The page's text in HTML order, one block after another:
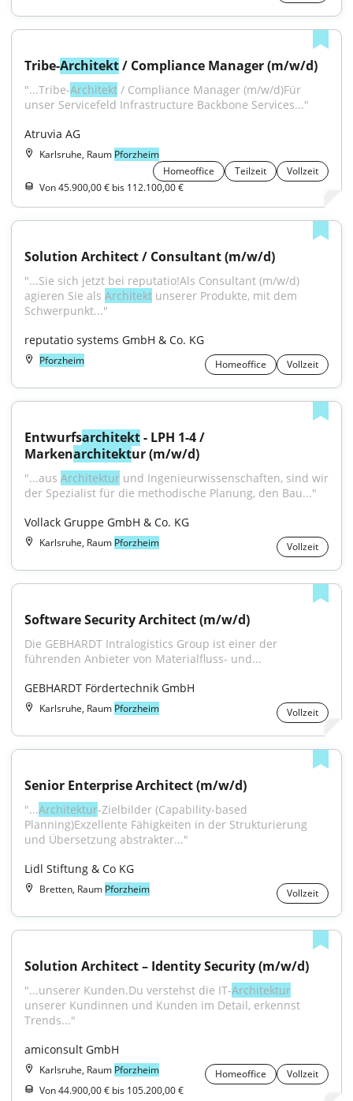
Tribe-Architekt / Compliance Manager (m/w/d)
"...Tribe-Architekt / Compliance Manager (m/w/d)Für
unser Servicefeld Infrastructure Backbone Services..."
Atruvia AG
Karlsruhe, Raum Pforzheim
Homeoffice
Teilzeit
Vollzeit
Von 45.900,00 € bis 112.100,00 €
Solution Architect / Consultant (m/w/d)
"...Sie sich jetzt bei reputatio!Als Consultant (m/w/d)
agieren Sie als Architekt unserer Produkte, mit dem
Schwerpunkt..."
reputatio systems GmbH & Co. KG
Pforzheim Homeoffice Vollzeit
Entwurfsarchitekt - LPH 1-4 /
Markenarchitektur (m/w/d)
"...aus Architektur und Ingenieurwissenschaften, sind wir
der Spezialist für die methodische Planung, den Bau..."
Vollack Gruppe GmbH & Co. KG
Karlsruhe, Raum Pforzheim Vollzeit
Software Security Architect (m/w/d)
Die GEBHARDT Intralogistics Group ist einer der
führenden Anbieter von Materialfluss- und...
GEBHARDT Fördertechnik GmbH
Karlsruhe, Raum Pforzheim Vollzeit
Senior Enterprise Architect (m/w/d)
"...Architektur-Zielbilder (Capability-based
Planning)Exzellente Fähigkeiten in der Strukturierung
und Übersetzung abstrakter..."
Lidl Stiftung & Co KG
Bretten, Raum Pforzheim Vollzeit
Solution Architect – Identity Security (m/w/d)
"...unserer Kunden.Du verstehst die IT-Architektur
unserer Kundinnen und Kunden im Detail, erkennst
Trends..."
amiconsult GmbH
Karlsruhe, Raum Pforzheim Homeoffice
Vollzeit
Von 44.900,00 € bis 105.200,00 €